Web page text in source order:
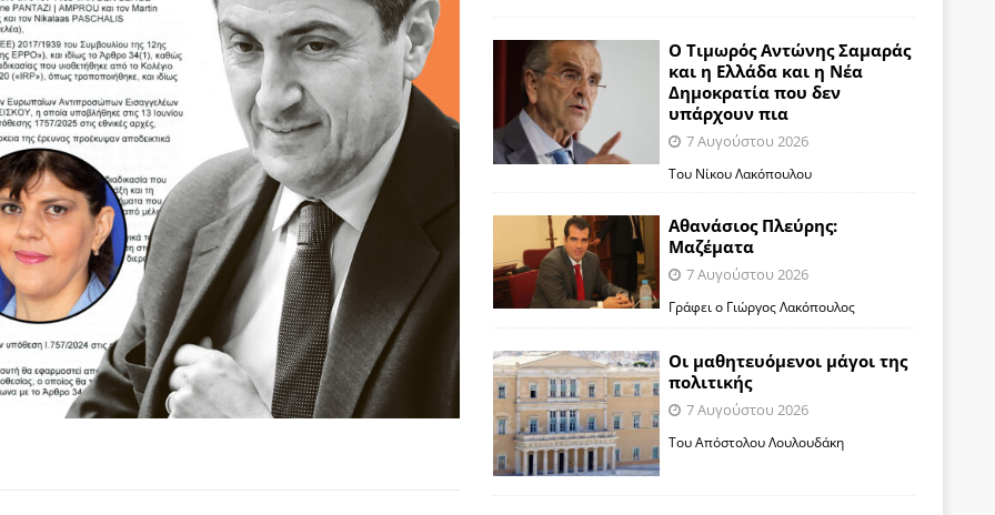
Ανάκαμψης: Κυβερνητική απληστία και αντιπολιτευτική αφασία
καταγγέλουν “ένα συγκεντρωτικό μοντέλο αποφάσεων από
και παρασκηνιακών ανταγωνισμών”
ΣΚΕΨΕΙΣ
ΠΡΟΒΟΛΕΣ
τελειώνει
ΠΑΡΕΜΒΑΣΕΙΣ
ΣΚΕΨΕΙΣ
ΠΡΟΒΟΛΕΣ
ΑΝΑΓΝΩΣΕΙΣ
από τον Αντιδιαφωτισμό στον ψηφιακό Κοινωνικό Δαρβινισμό
Ο Τιμωρός Αντώνης Σαμαράς
και η Ελλάδα και η Νέα
Δημοκρατία που δεν
υπάρχουν πια
7 Αυγούστου 2026
Του Νίκου Λακόπουλου
Αθανάσιος Πλεύρης:
Μαζέματα
7 Αυγούστου 2026
Γράφει ο Γιώργος Λακόπουλος
Οι μαθητευόμενοι μάγοι της
πολιτικής
7 Αυγούστου 2026
Του Απόστολου Λουλουδάκη